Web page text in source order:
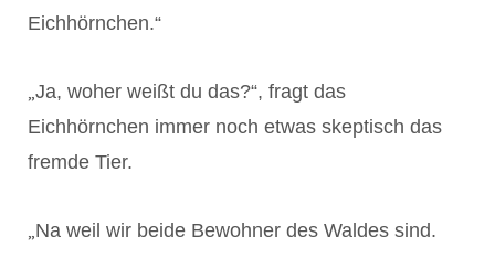
Eichhörnchen.“
Ja, woher weißt du das?“, fragt das
Eichhörnchen immer noch etwas skeptisch das
fremde Tier.
Na weil wir beide Bewohner des Waldes sind.